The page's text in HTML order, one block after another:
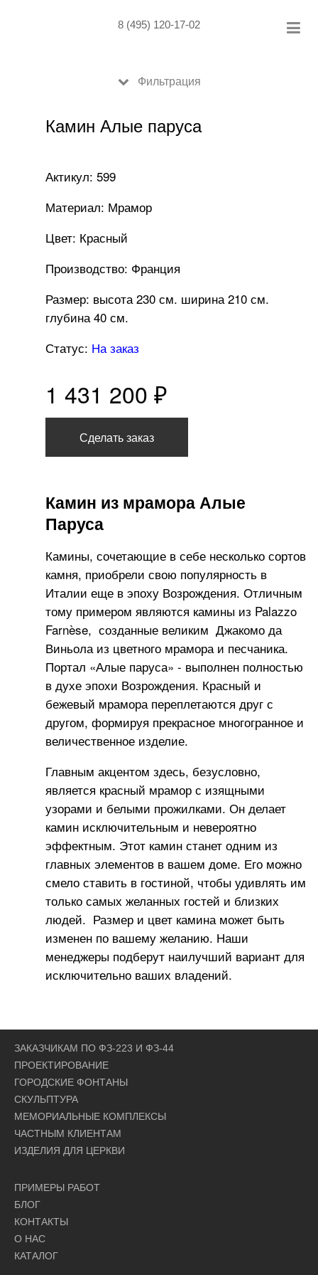
8 (495) 120-17-02
Фильтрация
Камин Алые паруса
Актикул: 599
Материал: Мрамор
Цвет: Красный
Производство: Франция
Размер: высота 230 см. ширина 210 см.
глубина 40 см.
Статус: На заказ
1 431 200 ₽
Сделать заказ
Камин из мрамора Алые
Паруса
Камины, сочетающие в себе несколько сортов
камня, приобрели свою популярность в
Италии еще в эпоху Возрождения. Отличным
тому примером являются камины из Palazzo
Farnèse, созданные великим Джакомо да
Виньола из цветного мрамора и песчаника.
Портал «Алые паруса» - выполнен полностью
в духе эпохи Возрождения. Красный и
бежевый мрамора переплетаются друг с
другом, формируя прекрасное многогранное и
величественное изделие.
Главным акцентом здесь, безусловно,
является красный мрамор с изящными
узорами и белыми прожилками. Он делает
камин исключительным и невероятно
эффектным. Этот камин станет одним из
главных элементов в вашем доме. Его можно
смело ставить в гостиной, чтобы удивлять им
только самых желанных гостей и близких
людей. Размер и цвет камина может быть
изменен по вашему желанию. Наши
менеджеры подберут наилучший вариант для
исключительно ваших владений.
ЗАКАЗЧИКАМ ПО ФЗ-223 И ФЗ-44
ПРОЕКТИРОВАНИЕ
ГОРОДСКИЕ ФОНТАНЫ
СКУЛЬПТУРА
МЕМОРИАЛЬНЫЕ КОМПЛЕКСЫ
ЧАСТНЫМ КЛИЕНТАМ
ИЗДЕЛИЯ ДЛЯ ЦЕРКВИ
ПРИМЕРЫ РАБОТ
БЛОГ
КОНТАКТЫ
О НАС
КАТАЛОГ